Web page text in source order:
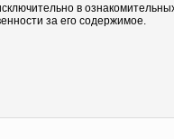
в
за его содержимое.